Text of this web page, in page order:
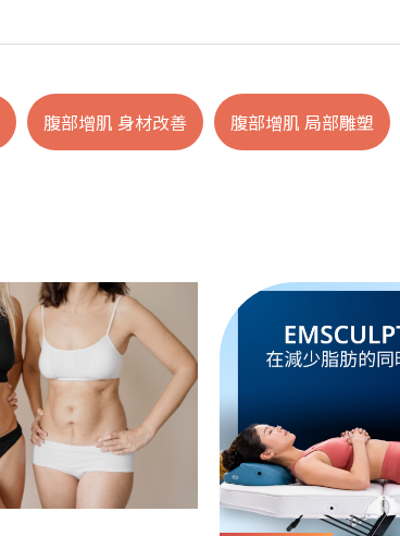
腹部增肌 身材改善 腹部增肌 局部雕塑